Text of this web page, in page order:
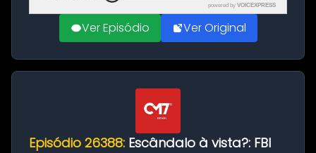
powered by VOICEXPRESS
Ver Episódio Ver Original
Episódio 26388: Escândalo à vista?: FBI